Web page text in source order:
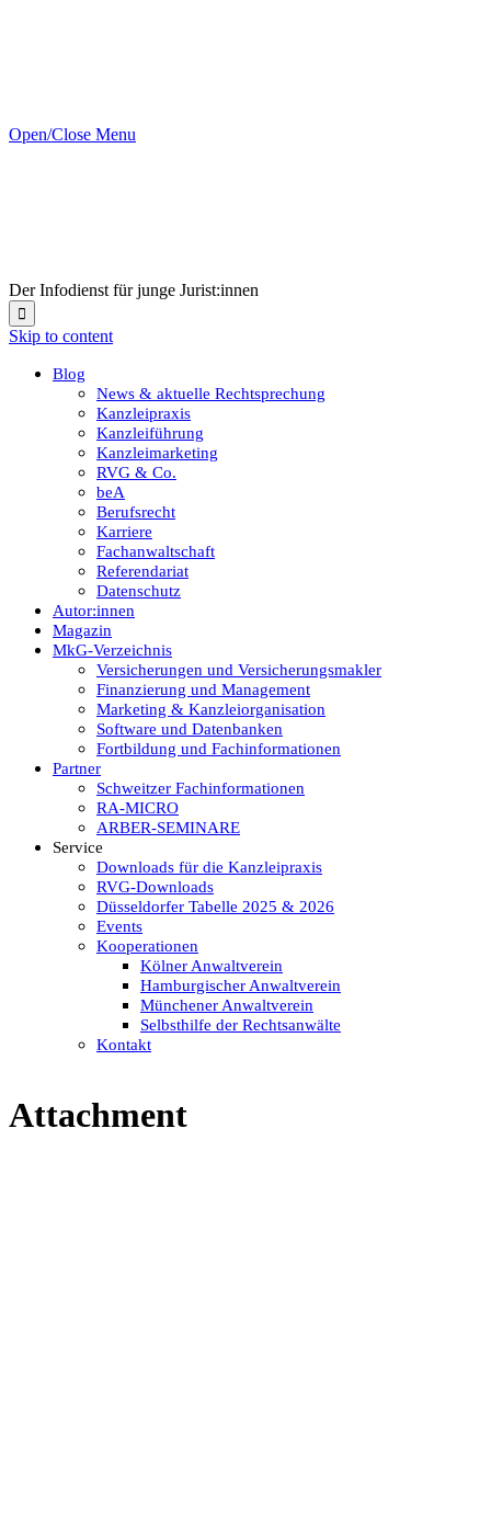
Open/Close Menu
Der Infodienst für junge Jurist:innen

Skip to content
Blog
News & aktuelle Rechtsprechung
Kanzleipraxis
Kanzleiführung
Kanzleimarketing
RVG & Co.
beA
Berufsrecht
Karriere
Fachanwaltschaft
Referendariat
Datenschutz
Autor:innen
Magazin
MkG-Verzeichnis
Versicherungen und Versicherungsmakler
Finanzierung und Management
Marketing & Kanzleiorganisation
Software und Datenbanken
Fortbildung und Fachinformationen
Partner
Schweitzer Fachinformationen
RA-MICRO
ARBER-SEMINARE
Service
Downloads für die Kanzleipraxis
RVG-Downloads
Düsseldorfer Tabelle 2025 & 2026
Events
Kooperationen
Kölner Anwaltverein
Hamburgischer Anwaltverein
Münchener Anwaltverein
Selbsthilfe der Rechtsanwälte
Kontakt
Attachment